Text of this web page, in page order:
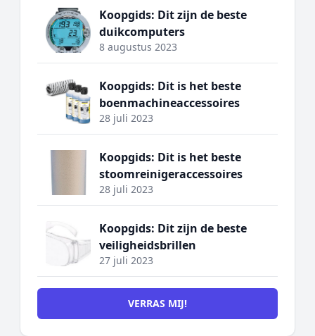
Koopgids: Dit zijn de beste
duikcomputers
8 augustus 2023
Koopgids: Dit is het beste
boenmachineaccessoires
28 juli 2023
Koopgids: Dit is het beste
stoomreinigeraccessoires
28 juli 2023
Koopgids: Dit zijn de beste
veiligheidsbrillen
27 juli 2023
VERRAS MIJ!